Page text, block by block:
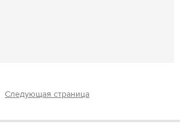
Следующая страница